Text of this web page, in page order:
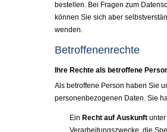
bestellen. Bei Fragen zum
können Sie sich aber
wenden.
Betroffenenrechte
Ihre Rechte als betroffene
Als betroffene Person haben Sie
personenbezogenen Daten. Sie
Ein Recht auf Auskunft
Verarbeitungszwecke, die